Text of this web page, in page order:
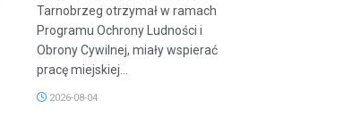
Tarnobrzeg otrzymał w ramach
Programu Ochrony Ludności i
Obrony Cywilnej, miały wspierać
pracę miejskiej...
2026-08-04